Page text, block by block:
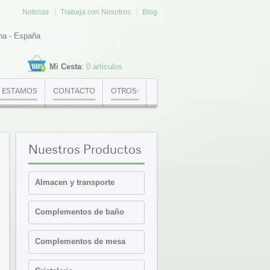
Noticias Trabaja con Nosotros Blog
- España
Mi Cesta: 0 articulos
CONTACTO OTROS:
Nuestros Productos
Almacen y transporte
Contenedores y cajas
isotermicas
Estanterias
Palets PVC y plataformas
Complementos de baño
Complementos de mesa